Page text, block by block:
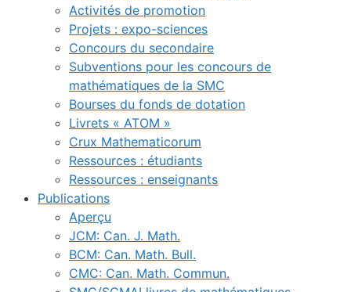
Activités de promotion
Projets : expo-sciences
Concours du secondaire
Subventions pour les concours de
mathématiques de la SMC
Bourses du fonds de dotation
Livrets « ATOM »
Crux Mathematicorum
Ressources : étudiants
Ressources : enseignants
Publications
Aperçu
JCM: Can. J. Math.
BCM: Can. Math. Bull.
CMC: Can. Math. Commun.